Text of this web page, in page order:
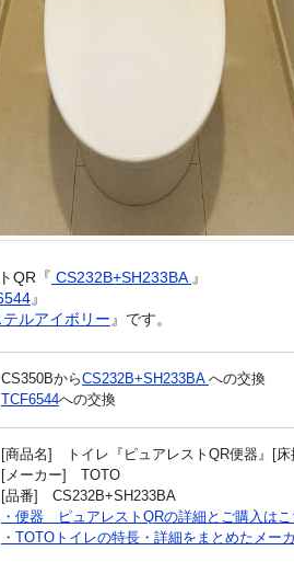
QR『 CS232B+SH233BA 』
』
ルアイボリー 』です。
CS350BからCS232B+SH233BA への交換
TCF6544への交換
[商品名] トイレ『ピュアレストQR便器』[床
[メーカー] TOTO
[品番] CS232B+SH233BA
・便器 ピュアレストQRの詳細とご購入は
・TOTOトイレの特長・詳細をまとめたメー